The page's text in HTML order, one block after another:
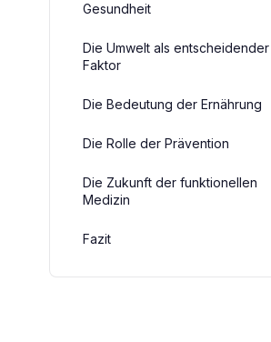
Gesundheit
Die Umwelt als entscheidender
Faktor
Die Bedeutung der Ernährung
Die Rolle der Prävention
Die Zukunft der funktionellen
Medizin
Fazit